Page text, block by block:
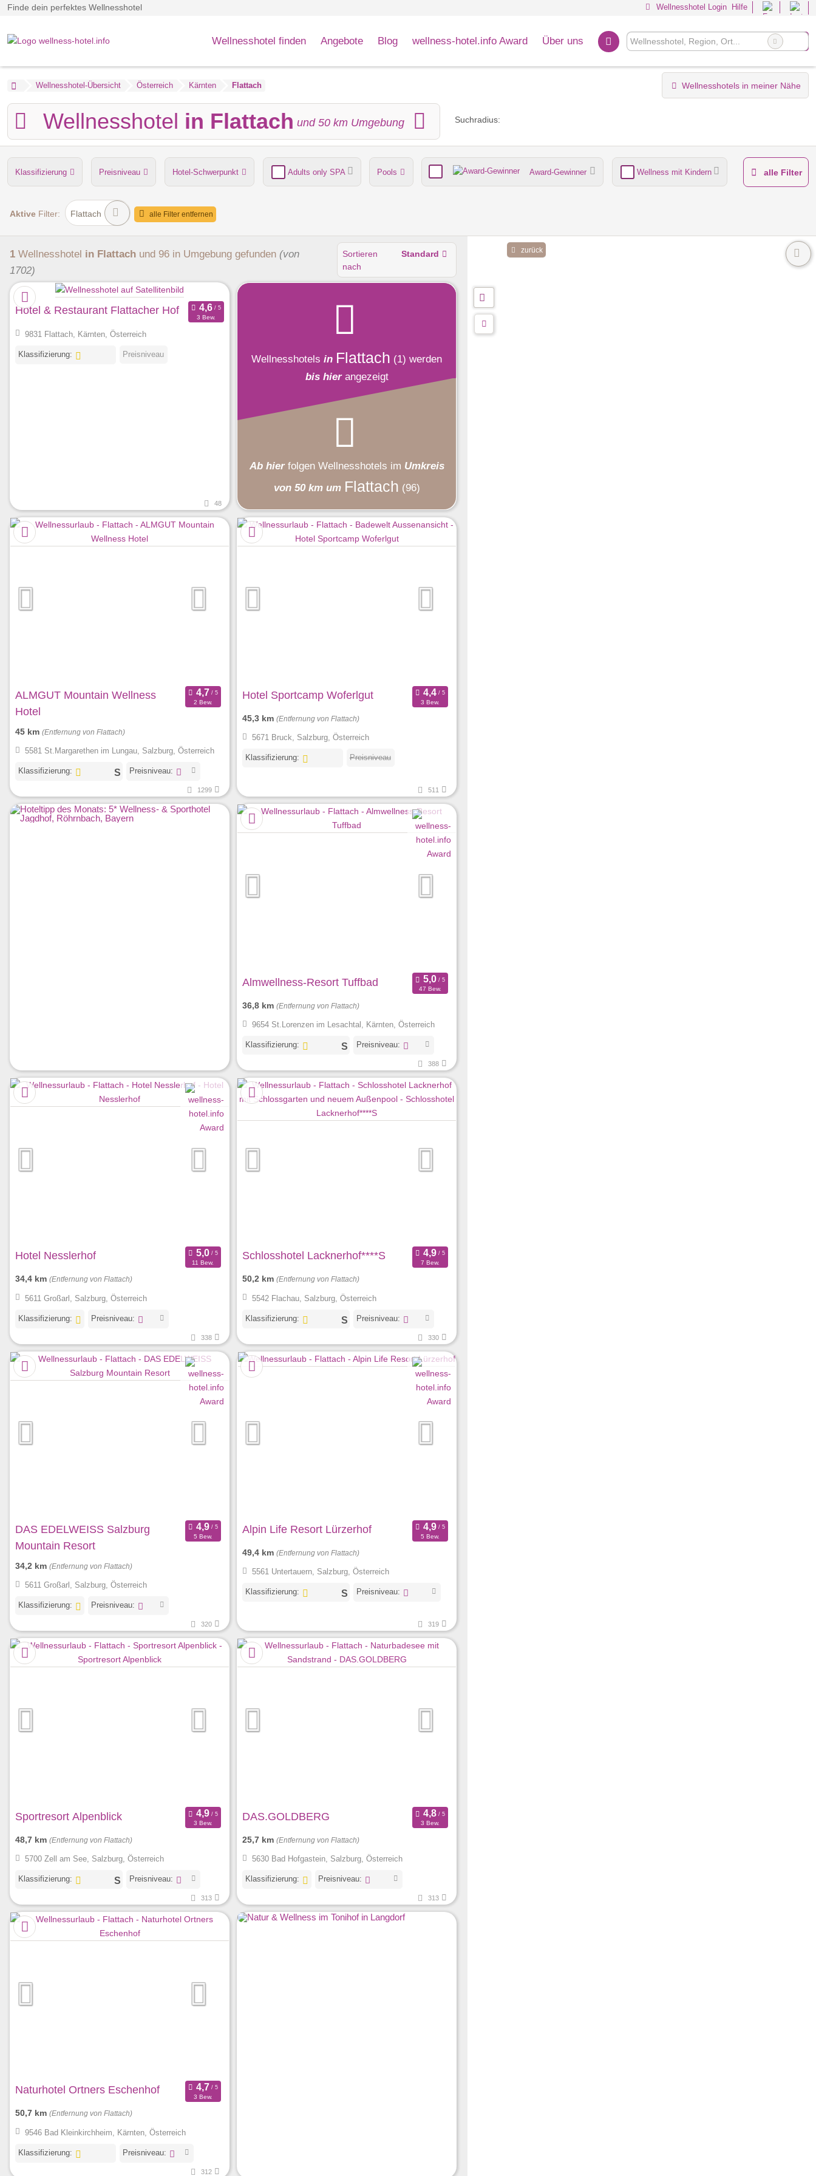
Finde dein perfektes Wellnesshotel Wellnesshotel Login Hilfe
Wellnesshotel finden Angebote Blog wellness-hotel.info Award Über uns
Wellnesshotel-Übersicht Österreich Kärnten Flattach Wellnesshotels in meiner Nähe
Wellnesshotel in Flattach und 50 km Umgebung Suchradius:
Klassifizierung Preisniveau Hotel-Schwerpunkt Adults only SPA Pools Award-Gewinner Wellness mit Kindern
Anzahl der Saunen Dampfbad Verpflegung
alle Filter
Aktive Filter: Flattach alle Filter entfernen
1 Wellnesshotel in Flattach und 96 in Umgebung gefunden (von
1702)
Sortieren
nach
Standard
Hotel & Restaurant Flattacher Hof
3 Bew.
9831 Flattach, Kärnten, Österreich
Klassifizierung: Preisniveau
48
Wellnesshotels in Flattach (1) werden
bis hierangezeigt
Ab hier folgen Wellnesshotels im Umkreis
von 50 km um Flattach (96)
ALMGUT Mountain Wellness
Hotel
2 Bew.
45 km (Entfernung von Flattach)
5581 St.Margarethen im Lungau, Salzburg, Österreich
Klassifizierung: Preisniveau:
1299
Hotel Sportcamp Woferlgut
3 Bew.
45,3 km (Entfernung von Flattach)
5671 Bruck, Salzburg, Österreich
Klassifizierung: Preisniveau
511
Almwellness-Resort Tuffbad
47 Bew.
36,8 km (Entfernung von Flattach)
9654 St.Lorenzen im Lesachtal, Kärnten, Österreich
Klassifizierung: Preisniveau:
388
Hotel Nesslerhof
11 Bew.
34,4 km (Entfernung von Flattach)
5611 Großarl, Salzburg, Österreich
Klassifizierung: Preisniveau:
338
Schlosshotel Lacknerhof****S
7 Bew.
50,2 km (Entfernung von Flattach)
5542 Flachau, Salzburg, Österreich
Klassifizierung: Preisniveau:
330
DAS EDELWEISS Salzburg
Mountain Resort
5 Bew.
34,2 km (Entfernung von Flattach)
5611 Großarl, Salzburg, Österreich
Klassifizierung: Preisniveau:
320
Alpin Life Resort Lürzerhof
5 Bew.
49,4 km (Entfernung von Flattach)
5561 Untertauern, Salzburg, Österreich
Klassifizierung: Preisniveau:
319
Sportresort Alpenblick
3 Bew.
48,7 km (Entfernung von Flattach)
5700 Zell am See, Salzburg, Österreich
Klassifizierung: Preisniveau:
313
DAS.GOLDBERG
3 Bew.
25,7 km (Entfernung von Flattach)
5630 Bad Hofgastein, Salzburg, Österreich
Klassifizierung: Preisniveau:
313
Naturhotel Ortners Eschenhof
3 Bew.
50,7 km (Entfernung von Flattach)
9546 Bad Kleinkirchheim, Kärnten, Österreich
Klassifizierung: Preisniveau:
312
zurück